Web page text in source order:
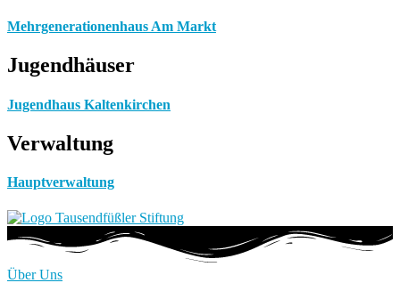
Mehrgenerationenhaus Am Markt
Jugendhäuser
Jugendhaus Kaltenkirchen
Verwaltung
Hauptverwaltung
Über Uns